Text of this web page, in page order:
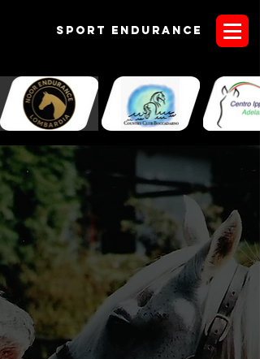
Sport endurANCE